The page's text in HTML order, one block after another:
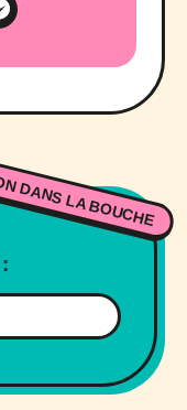
DANS LA BOUCHE